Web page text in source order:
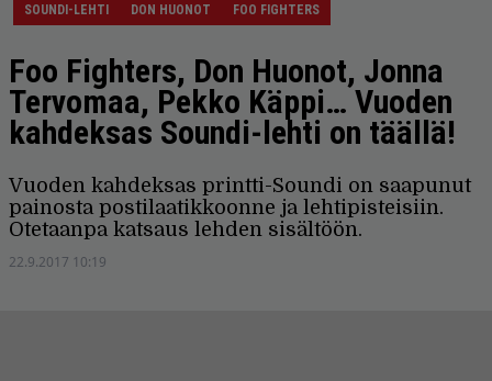
SOUNDI-LEHTI DON HUONOT FOO FIGHTERS
Foo Fighters, Don Huonot, Jonna
Tervomaa, Pekko Käppi… Vuoden
kahdeksas Soundi-lehti on täällä!
Vuoden kahdeksas printti-Soundi on saapunut
painosta postilaatikkoonne ja lehtipisteisiin.
Otetaanpa katsaus lehden sisältöön.
22.9.2017 10:19